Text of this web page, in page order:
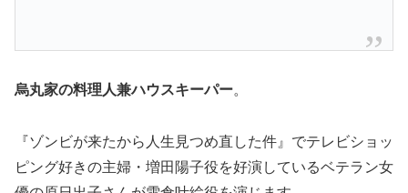
烏丸家の料理人兼ハウスキーパー。
『ゾンビが来たから人生見つめ直した件』でテレビショッ
ピング好きの主婦・増田陽子役を好演しているベテラン女